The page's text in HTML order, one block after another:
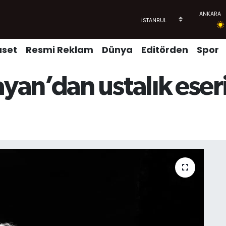
Resmi Reklam Dünya Editörden Spor
ustalık